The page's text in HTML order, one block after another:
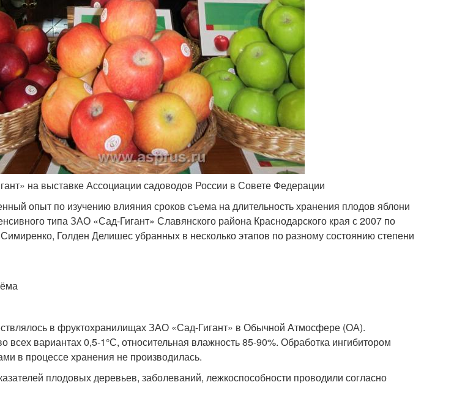
на выставке Ассоциации садоводов России в Совете Федерации
опыт по изучению влияния сроков съема на длительность хранения плодов яблони
типа ЗАО «Сад-Гигант» Славянского района Краснодарского края с 2007 по
Симиренко, Голден Делишес убранных в несколько этапов по разному состоянию степени
в фруктохранилищах ЗАО «Сад-Гигант» в Обычной Атмосфере (ОА).
всех вариантах 0,5-1°С, относительная влажность 85-90%. Обработка ингибитором
в процессе хранения не производилась.
плодовых деревьев, заболеваний, лежкоспособности проводили согласно